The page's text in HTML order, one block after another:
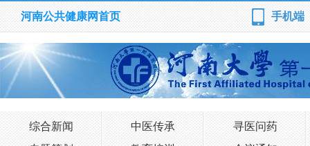
河南公共健康网首页 手机端
综合新闻 中医传承
寻医问药